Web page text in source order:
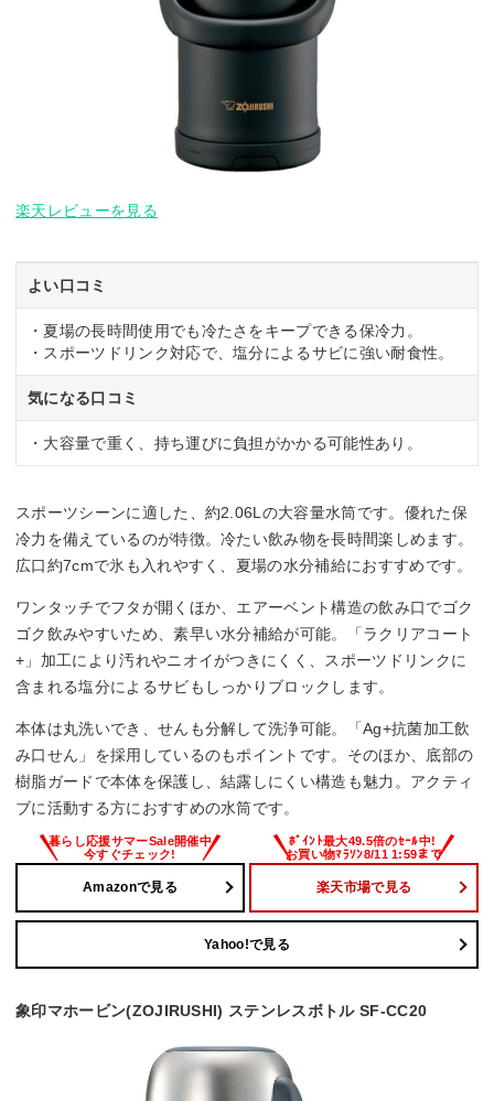
楽天レビューを見る
よい口コミ
・夏場の長時間使用でも冷たさをキープできる保冷力。
・スポーツドリンク対応で、塩分によるサビに強い耐食性。
気になる口コミ
・大容量で重く、持ち運びに負担がかかる可能性あり。
スポーツシーンに適した、約2.06Lの大容量水筒です。優れた保
冷力を備えているのが特徴。冷たい飲み物を長時間楽しめます。
広口約7cmで氷も入れやすく、夏場の水分補給におすすめです。
ワンタッチでフタが開くほか、エアーベント構造の飲み口でゴク
ゴク飲みやすいため、素早い水分補給が可能。「ラクリアコート
+」加工により汚れやニオイがつきにくく、スポーツドリンクに
含まれる塩分によるサビもしっかりブロックします。
本体は丸洗いでき、せんも分解して洗浄可能。「Ag+抗菌加工飲
み口せん」を採用しているのもポイントです。そのほか、底部の
樹脂ガードで本体を保護し、結露しにくい構造も魅力。アクティ
ブに活動する方におすすめの水筒です。
Amazonで見る 楽天市場で見る
Yahoo!で見る
象印マホービン(ZOJIRUSHI) ステンレスボトル SF-CC20